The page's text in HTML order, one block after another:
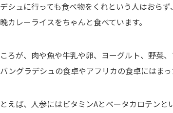
シュに行っても食べ物をくれという人はおら
カレーライスをちゃんと食べています。
ろが、肉や魚や牛乳や卵、ヨーグルト、野菜
ングラデシュの食卓やアフリカの食卓にはまっ
えば、人参にはビタミンAとベータカロテン